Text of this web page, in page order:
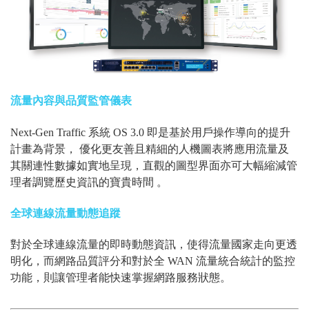
流量內容與品質監管儀表
Next-Gen Traffic 系統 OS 3.0 即是基於用戶操作導向的提升
計畫為背景， 優化更友善且精細的人機圖表將應用流量及
其關連性數據如實地呈現，直觀的圖型界面亦可大幅縮減管
理者調覽歷史資訊的寶貴時間 。
全球連線流量動態追蹤
對於全球連線流量的即時動態資訊，使得流量國家走向更透
明化，而網路品質評分和對於全 WAN 流量統合統計的監控
功能，則讓管理者能快速掌握網路服務狀態。